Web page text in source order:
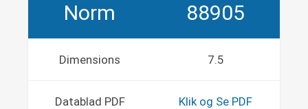
Norm 88905
Dimensions 7.5
Datablad PDF Klik og Se PDF